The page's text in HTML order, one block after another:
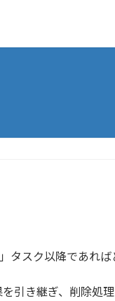
タスク以降であれ
引き継ぎ、削除処理